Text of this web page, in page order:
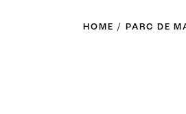
HOME PARC DE